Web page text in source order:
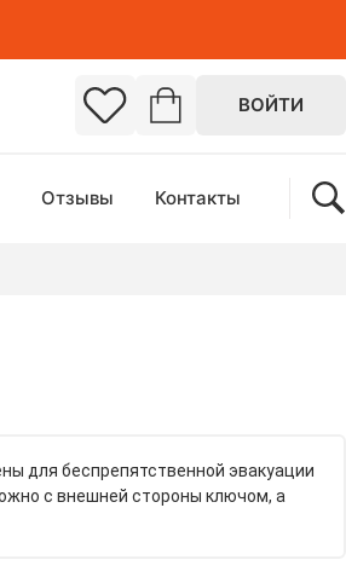
ВОЙТИ
Отзывы Контакты
для беспрепятственной эвакуации
с внешней стороны ключом, а